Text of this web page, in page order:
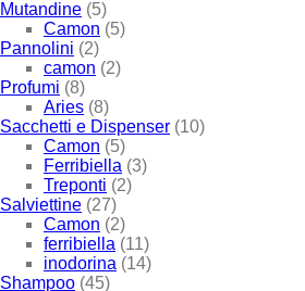
Mutandine (5)
Camon (5)
Pannolini (2)
camon (2)
Profumi (8)
Aries (8)
Sacchetti e Dispenser (10)
Camon (5)
Ferribiella (3)
Treponti (2)
Salviettine (27)
Camon (2)
ferribiella (11)
inodorina (14)
Shampoo (45)